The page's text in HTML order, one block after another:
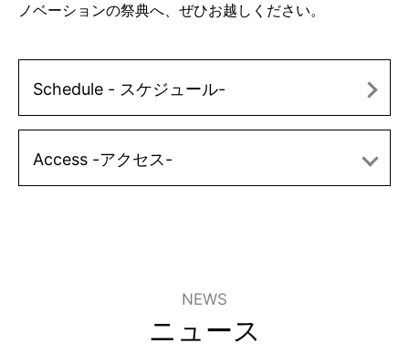
ノベーションの祭典へ、ぜひお越しください。
Schedule - スケジュール-
Access -アクセス-
NEWS
ニュース